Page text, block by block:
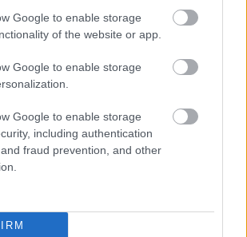
Google to enable storage
of the website or app.
Google to enable storage
Google to enable storage
including authentication
fraud prevention, and other
be, hogy a Csakfoci az elsők
a Google-találatokban
Tetszett a cikk? Megosztanád?
Link másolása Email küldés
FOCI #NB I
#FRADI
#HAZAI ÁTIGAZOLÁSI HÍREK